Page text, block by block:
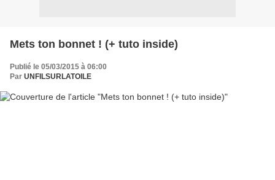
Mets ton bonnet ! (+ tuto inside)
Publié le 05/03/2015 à 06:00
Par UNFILSURLATOILE